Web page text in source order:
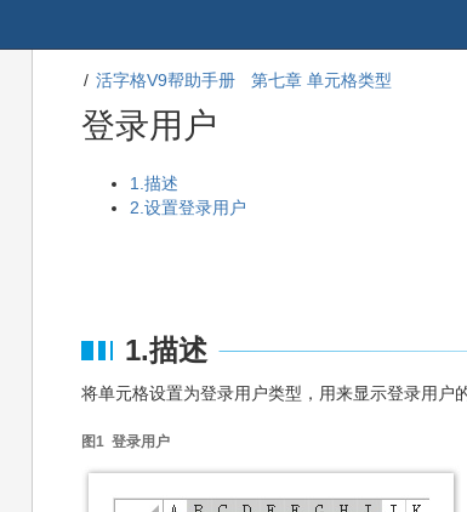
活字格V9帮助手册 第七章 单元格类型
登录用户
1.描述
2.设置登录用户
1.描述
将单元格设置为登录用户类型，用来显示登录用户
图1 登录用户